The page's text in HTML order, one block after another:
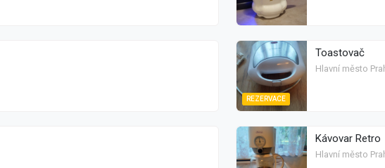
REZERVACE
Toastovač
Hlavní město
Kávovar Retro
Hlavní město